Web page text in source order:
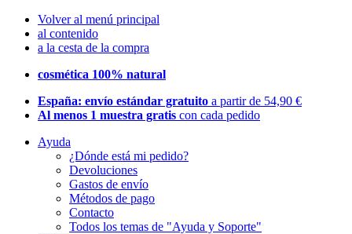
Volver al menú principal
al contenido
a la cesta de la compra
cosmética 100% natural
España: envío estándar gratuito a partir de 54,90 €
Al menos 1 muestra gratis con cada pedido
Ayuda
¿Dónde está mi pedido?
Devoluciones
Gastos de envío
Métodos de pago
Contacto
Todos los temas de "Ayuda y Soporte"